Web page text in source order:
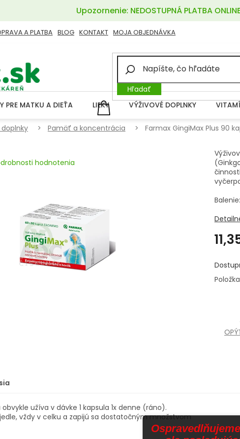
Upozornenie: NEDOSTUPNÁ PLATBA
A PLATBA BLOG KONTAKT MOJA OBJEDNÁVKA
Hľadať
NÁKUPNÝ
KOŠÍK
PRE MATKU A DIEŤA LIEKY VÝŽIVOVÉ DOPLNKY
Pamäť a koncentrácia Farmax GingiMax Plus 90
hodnotenia
cena:
obvykle užíva v dávke 1 kapsula 1x denne (ráno).
vždy v celku a zapijú sa dostatočným množstvom